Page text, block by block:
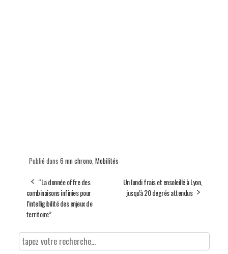
Publié dans 6 mn chrono Mobilités
“La donnée offre des
combinaisons infinies pour
l’intelligibilité des enjeux de
territoire”
Un lundi frais et ensoleillé à Lyon,
jusqu'à 20 degrés attendus